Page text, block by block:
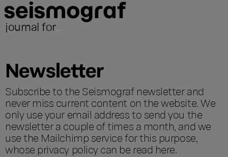
journal for...
Newsletter
Subscribe to the Seismograf newsletter and
never miss current content on the website. We
only use your email address to send you the
newsletter a couple of times a month, and we
use the Mailchimp service for this purpose,
whose privacy policy can be read here.